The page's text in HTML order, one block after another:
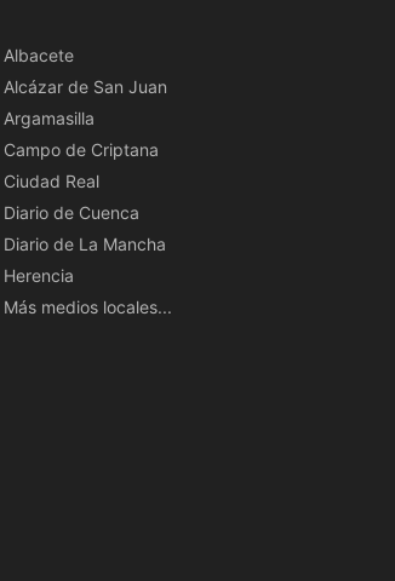
Albacete
Alcázar de San Juan
Argamasilla
Campo de Criptana
Ciudad Real
Diario de Cuenca
Diario de La Mancha
Herencia
Más medios locales...